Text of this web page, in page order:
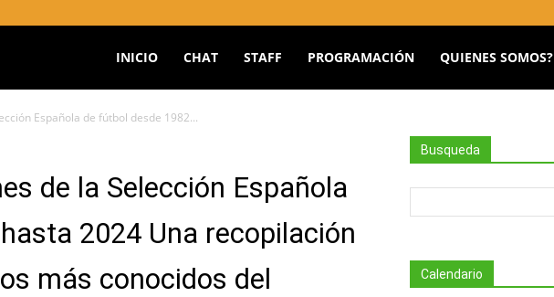
INICIO CHAT STAFF PROGRAMACIÓN QUIENES SOMOS?
Española de fútbol desde 1982...
de la Selección Española
2024 Una recopilación
más conocidos del
Busqueda
Calendario